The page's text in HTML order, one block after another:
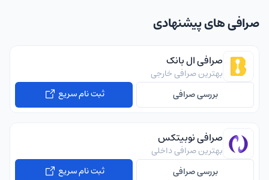
صرافی های پیشنهادی
صرافی ال بانک
بهترین صرافی خارجی
بررسی صرافی
ثبت نام سریع
صرافی نوبیتکس
بهترین صرافی داخلی
بررسی صرافی
ثبت نام سریع